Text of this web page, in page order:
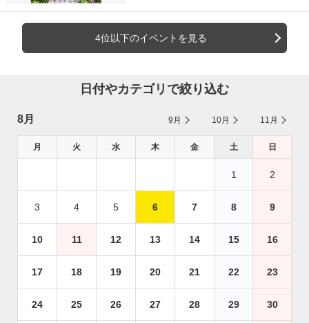
4位以下のイベントを見る
日付やカテゴリで絞り込む
8月 9月 10月 11月
月 火 水 木 金 土 日
1 2
3 4 5 6 7 8 9
10 11 12 13 14 15 16
17 18 19 20 21 22 23
24 25 26 27 28 29 30